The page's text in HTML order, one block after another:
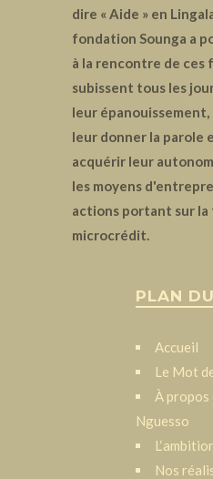
dire « Aide » en
fondation Sounga a
à la rencontre de ces
subissent tous les
leur
leur donner la parole
acquérir leur
les moyens
actions portant sur
microcrédit.
PLAN
Accueil
Le Mot
À propos
Nguesso
Nos